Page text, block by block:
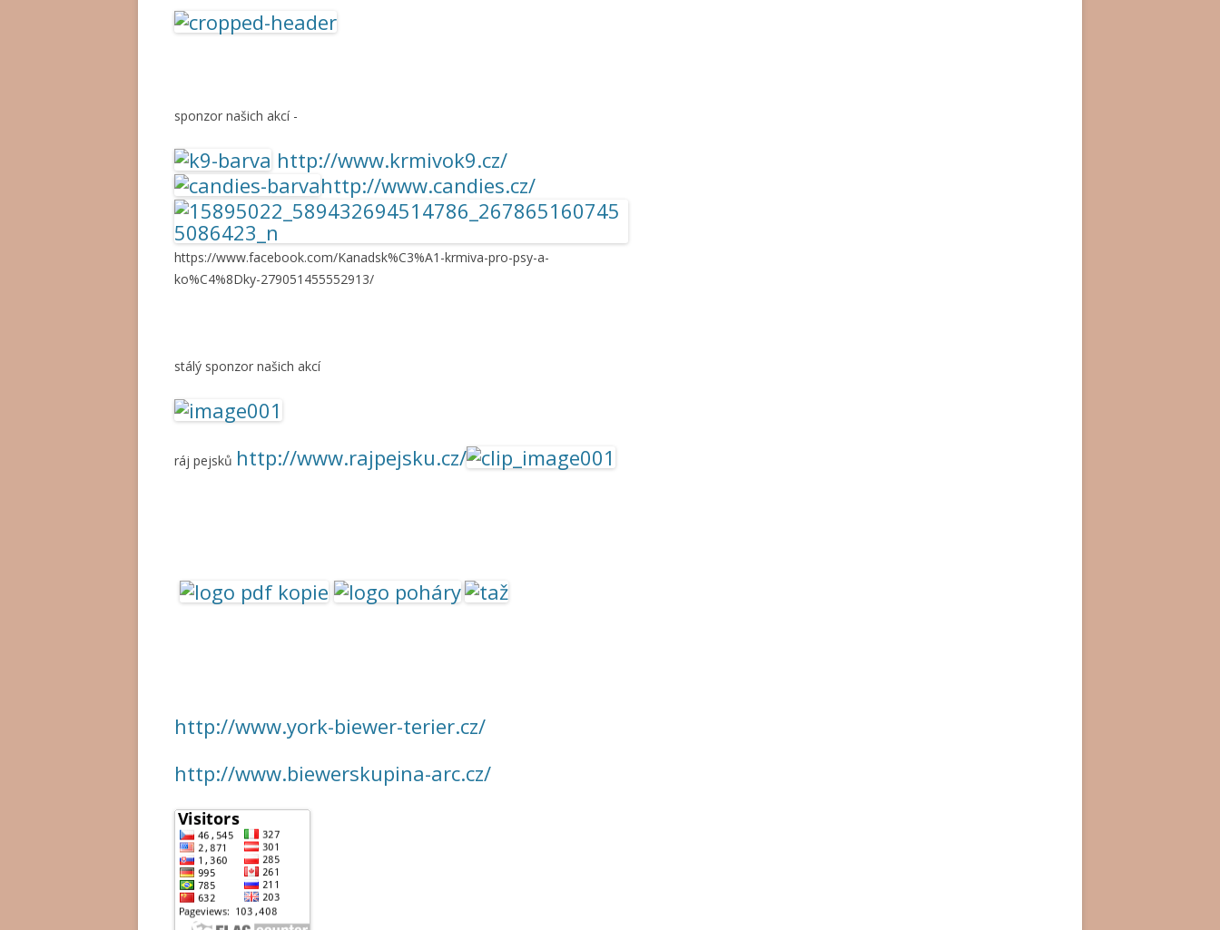
sponzor našich akcí -
http://www.krmivok9.cz/
http://www.candies.cz/
https://www.facebook.com/Kanadsk%C3%A1-krmiva-pro-psy-a-
ko%C4%8Dky-279051455552913/
stálý sponzor našich akcí
ráj pejsků http://www.rajpejsku.cz/
http://www.york-biewer-terier.cz/
http://www.biewerskupina-arc.cz/